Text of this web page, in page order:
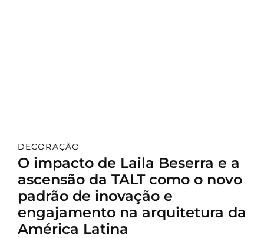
DECORAÇÃO
O impacto de Laila Beserra e a
ascensão da TALT como o novo
padrão de inovação e
engajamento na arquitetura da
América Latina